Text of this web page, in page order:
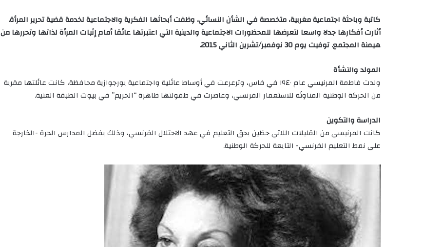
كاتبة وباحثة اجتماعية مغربية، متخصصة في الشأن النسائي، وظفت أبحاثها الفكرية والاجتماعية لخدمة قضية تحرير المرأة.
أثارت أفكارها جدلا واسعا لتعرضها للمحظورات الاجتماعية والدينية التي اعتبرتها عائقا أمام إثبات المرأة لذاتها وتحررها من
هيمنة المجتمع. توفيت يوم 30 نوفمبر/تشرين الثاني 2015.
المولد والنشأة
ولدت فاطمة المرنيسي عام ١٩٤٠ في فاس، وترعرعت في أوساط عائلية واجتماعية بورجوازية محافظة، كانت عائلتها مقربة
من الحركة الوطنية المناوئة للاستعمار الفرنسي، وعاصرت في طفولتها ظاهرة “الحريم” في بيوت الطبقة الغنية.
الدراسة والتكوين
كانت المرنيسي من القليلات اللاتي حظين بحق التعليم في عهد الاحتلال الفرنسي، وذلك بفضل المدارس الحرة -الخارجة
على نمط التعليم الفرنسي- التابعة للحركة الوطنية.